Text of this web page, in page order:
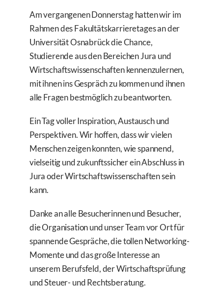
Am vergangenen Donnerstag hatten wir im
Rahmen des Fakultätskarrieretages an der
Universität Osnabrück die Chance,
Studierende aus den Bereichen Jura und
Wirtschaftswissenschaften kennenzulernen,
mit ihnen ins Gespräch zu kommen und ihnen
alle Fragen bestmöglich zu beantworten.
Ein Tag voller Inspiration, Austausch und
Perspektiven. Wir hoffen, dass wir vielen
Menschen zeigen konnten, wie spannend,
vielseitig und zukunftssicher ein Abschluss in
Jura oder Wirtschaftswissenschaften sein
kann.
Danke an alle Besucherinnen und Besucher,
die Organisation und unser Team vor Ort für
spannende Gespräche, die tollen Networking-
Momente und das große Interesse an
unserem Berufsfeld, der Wirtschaftsprüfung
und Steuer- und Rechtsberatung.